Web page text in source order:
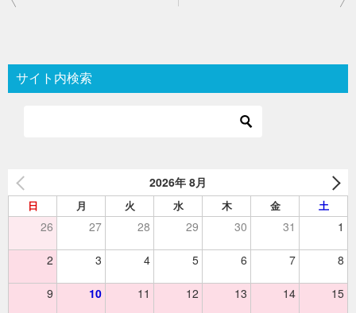
ビ
ゲ
ン
サイト内検索
2026年 8月
日 月 火 水 木 金 土
26 27 28 29 30 31 1
2 3 4 5 6 7 8
9 10 11 12 13 14 15